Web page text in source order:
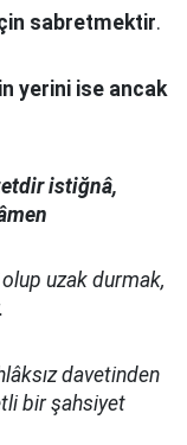
sabretmektir.
yerini ise ancak
istiğnâ,
uzak durmak,
davetinden
bir şahsiyet